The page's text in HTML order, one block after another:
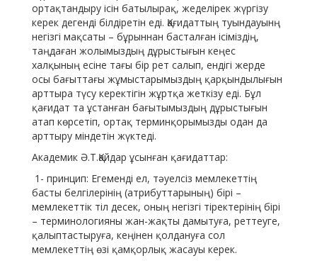
ортақтандыру ісін батылырақ, жеделірек жүргізу
керек дегенді білдіретін еді. Қағидаттың туындауынң
негізгі мақсаты – бұрыннан басталған ісіміздің,
таңдаған жолымыздың дұрыстығын кеңес
халқының есіне тағы бір рет салып, ендігі жерде
осы бағыттағы жұмыстарымыздың қарқындылығын
арттыра түсу керектігін жұртқа жеткізу еді. Бұл
қағидат та ұстанған бағытымыздың дұрыстығын
атап көрсетіп, ортақ терминқорымызды одан да
арттыру міндетін жүктеді.
Академик Ә.Т.Қайдар ұсынған қағидаттар:
1- принцип: Егеменді ел, тәуелсіз мемлекеттің
басты белгілерінің (атрибуттарының) бірі –
мемлекеттік тіл десек, оның негізгі тіректерінің бірі
– терминологияны жан-жақты дамытуға, реттеуге,
қалыптастыруға, кеңінен қолдануға сол
мемлекеттің өзі қамқорлық жасауы керек.